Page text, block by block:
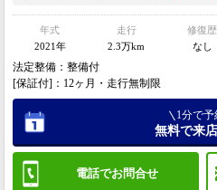
年式
2021年
走行
2.3万km
修復歴
なし
法定整備：整備付
[保証付]：12ヶ月・走行無制限
電話でお問合せ
1分で予
無料で来